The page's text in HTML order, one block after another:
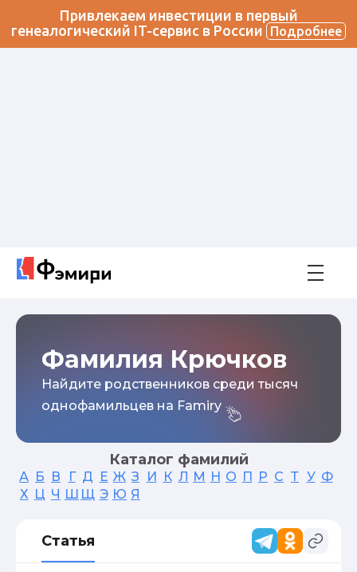
Привлекаем инвестиции в первый
генеалогический IT-сервис в России
Подробнее
Фамилия Крючков
Найдите родственников среди тысяч
однофамильцев на Famiry
Каталог фамилий
А Б В Г Д Е Ж З И К Л М Н О П Р С Т У Ф
Х Ц Ч Ш Щ Э Ю Я
Статья